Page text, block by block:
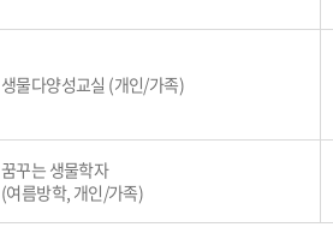
생물다양성교실 (개인/가족)
꿈꾸는 생물학자
(여름방학, 개인/가족)